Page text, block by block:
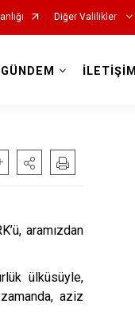
Diğer Valilikler
GÜNDEM İLETİŞİM
aramızdan
ülküsüyle,
aziz